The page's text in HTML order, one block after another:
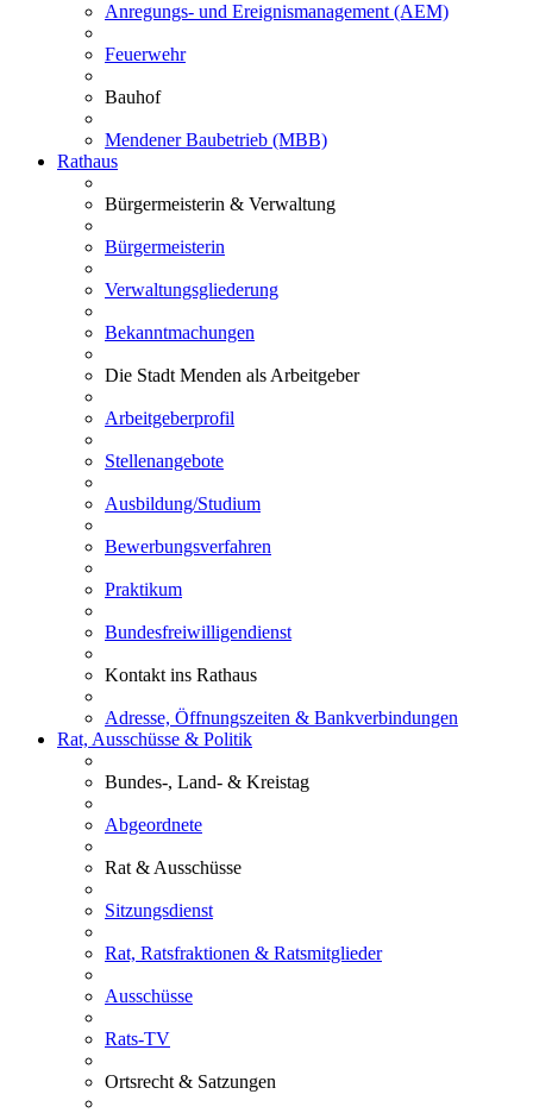
Anregungs- und Ereignismanagement (AEM)
Feuerwehr
Bauhof
Mendener Baubetrieb (MBB)
Rathaus
Bürgermeisterin & Verwaltung
Bürgermeisterin
Verwaltungsgliederung
Bekanntmachungen
Die Stadt Menden als Arbeitgeber
Arbeitgeberprofil
Stellenangebote
Ausbildung/Studium
Bewerbungsverfahren
Praktikum
Bundesfreiwilligendienst
Kontakt ins Rathaus
Adresse, Öffnungszeiten & Bankverbindungen
Rat, Ausschüsse & Politik
Bundes-, Land- & Kreistag
Abgeordnete
Rat & Ausschüsse
Sitzungsdienst
Rat, Ratsfraktionen & Ratsmitglieder
Ausschüsse
Rats-TV
Ortsrecht & Satzungen